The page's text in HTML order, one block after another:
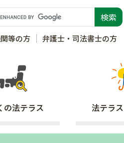
等の方 弁護士・司法書士の方
の法テラス 法テラス